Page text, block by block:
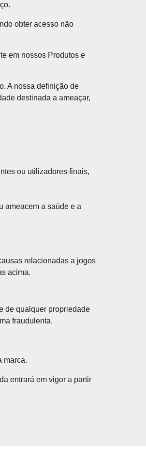
obter acesso não
em nossos Produtos e
A nossa definição de
destinada a ameaçar,
ou utilizadores finais,
ameacem a saúde e a
relacionadas a jogos
acima.
de qualquer propriedade
fraudulenta.
marca.
entrará em vigor a partir